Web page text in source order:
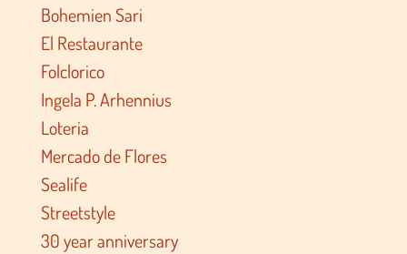
Bohemien Sari
El Restaurante
Folclorico
Ingela P. Arhennius
Loteria
Mercado de Flores
Sealife
Streetstyle
30 year anniversary